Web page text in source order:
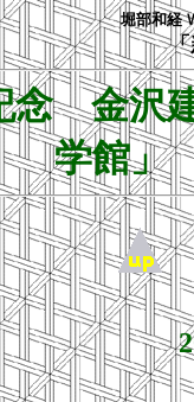
堀部和経
念 金
学館